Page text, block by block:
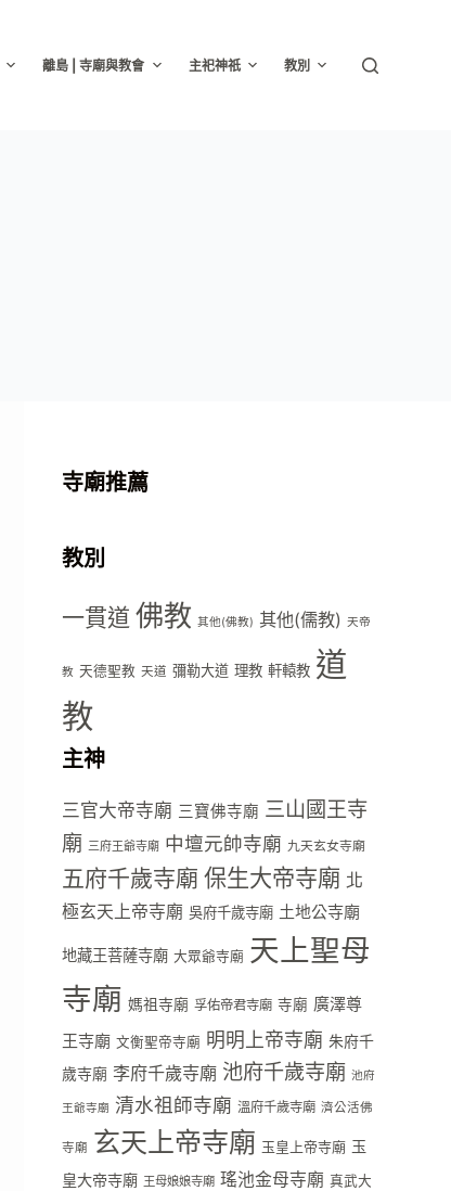
離島 | 寺廟與教會 主祀神祇 教別
寺廟推薦
教別
一貫道 佛教 其他(佛教) 其他(儒教) 天帝
教 天德聖教 天道 彌勒大道 理教 軒轅教 道
教
主神
三官大帝寺廟 三寶佛寺廟 三山國王寺
廟 三府王爺寺廟 中壇元帥寺廟 九天玄女寺廟
五府千歲寺廟 保生大帝寺廟 北
極玄天上帝寺廟 吳府千歲寺廟 土地公寺廟
地藏王菩薩寺廟 大眾爺寺廟 天上聖母
寺廟 媽祖寺廟 孚佑帝君寺廟 寺廟 廣澤尊
王寺廟 文衡聖帝寺廟 明明上帝寺廟 朱府千
歲寺廟 李府千歲寺廟 池府千歲寺廟 池府
王爺寺廟 清水祖師寺廟 溫府千歲寺廟 濟公活佛
寺廟 玄天上帝寺廟 玉皇上帝寺廟 玉
皇大帝寺廟 王母娘娘寺廟 瑤池金母寺廟 真武大